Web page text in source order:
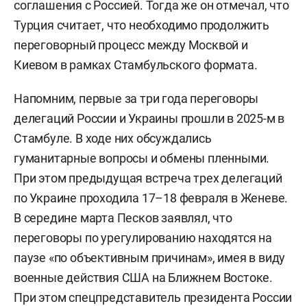
соглашения с Россией. Тогда же он отмечал, что
Турция считает, что необходимо продолжить
переговорный процесс между Москвой и
Киевом в рамках Стамбульского формата.
Напомним, первые за три года переговоры
делегаций России и Украины прошли в 2025-м в
Стамбуле. В ходе них обсуждались
гуманитарные вопросы и обмены пленными.
При этом предыдущая встреча трех делегаций
по Украине проходила 17–18 февраля в Женеве.
В середине марта Песков заявлял, что
переговоры по урегулированию находятся на
паузе «по объективным причинам», имея в виду
военные действия США на Ближнем Востоке.
При этом спецпредставитель президента России